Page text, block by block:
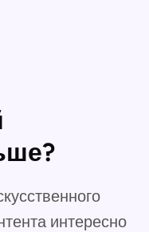
интересно